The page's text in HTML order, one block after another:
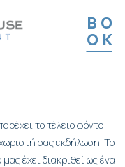
BO
OK
το τέλειο φόντο
σας εκδήλωση. Το
έχει διακριθεί ως ένα